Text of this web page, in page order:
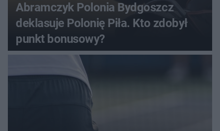
Abramczyk Polonia Bydgoszcz
deklasuje Polonię Piła. Kto zdobył
punkt bonusowy?